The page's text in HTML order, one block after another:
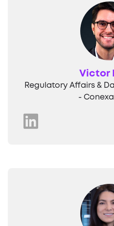
Victor
Regulatory Affairs &
-